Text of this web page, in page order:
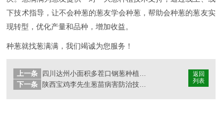
下技术指导，让不会种葱的葱友学会种葱，帮助会种葱的葱友实
现转型，优化产量和品种，增加收益。
种葱就找葱满满，我们竭诚为您服务！
返回
列表
上一条
下一条